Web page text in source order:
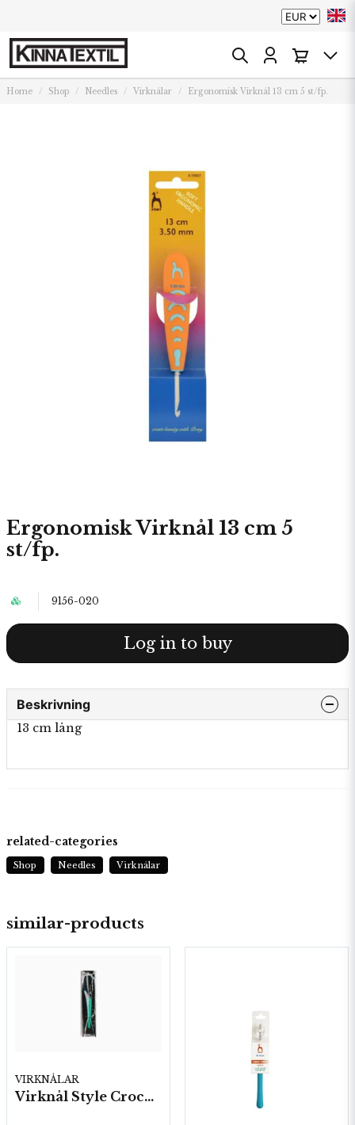
Home Shop Needles Virknålar Ergonomisk Virknål 13 cm 5 st/fp.
Ergonomisk Virknål 13 cm 5
st/fp.
9156-020
Log in to buy
Beskrivning
13 cm lång
similar-products
VIRKNÅLAR
Virknål Style Crochet "waves" 5 st/fp.
related-categories
Shop Needles Virknålar